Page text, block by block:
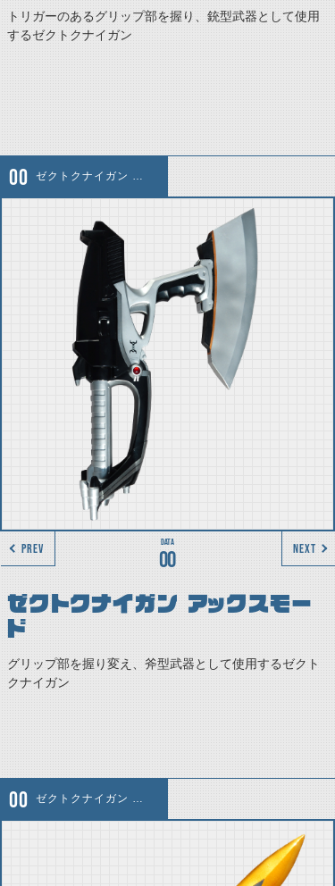
トリガーのあるグリップ部を握り、銃型武器として使用
するゼクトクナイガン
ゼクトクナイガン ガンモード
00
PREV NEXT
ゼクトクナイガン アックスモー
ド
グリップ部を握り変え、斧型武器として使用するゼクト
クナイガン
ゼクトクナイガン アックスモード